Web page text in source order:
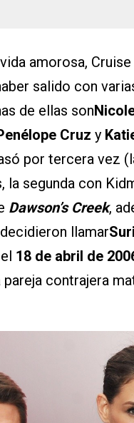
amorosa,
salido con
de ellas son
Cruz y
por tercera vez
la segunda con
Dawson’s Creek,
llamarSuri
18 de abril de
pareja contrajera